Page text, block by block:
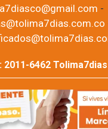
portar armas de fuego
temporalmente en
la noche del domingo 9
disposiciones de
correspondiente al